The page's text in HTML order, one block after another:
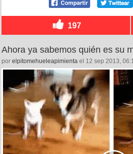
197
Ahora ya sabemos quién es su
por elpitomehueleapimienta el 12 sep 2013,